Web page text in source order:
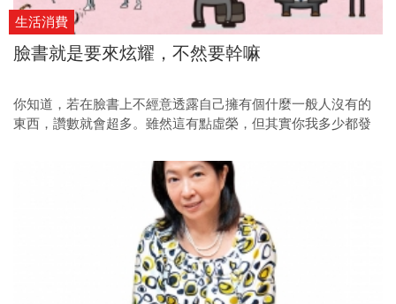
生活消費
臉書就是要來炫耀，不然要幹嘛
你知道，若在臉書上不經意透露自己擁有個什麼一般人沒有的
東西，讚數就會超多。雖然這有點虛榮，但其實你我多少都發